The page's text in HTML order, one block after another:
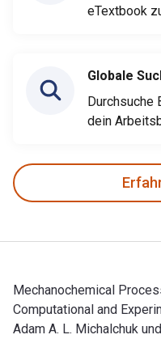
eTextbook
Globale
Durchsuche
dein
Mechanochemical
Computational and
Adam A. L. Michalchuk